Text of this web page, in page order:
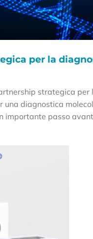
per la
strategica
diagnostica
importante passo